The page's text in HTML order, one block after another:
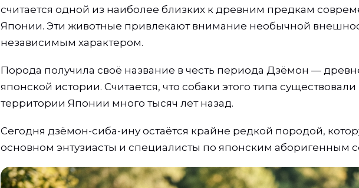
считается одной из наиболее близких к древним предкам
Японии. Эти животные привлекают внимание необычной
независимым характером.
Порода получила своё название в честь периода Дзёмон —
японской истории. Считается, что собаки этого типа существовали
территории Японии много тысяч лет назад.
Сегодня дзёмон-сиба-ину остаётся крайне редкой породой,
основном энтузиасты и специалисты по японским аборигенным